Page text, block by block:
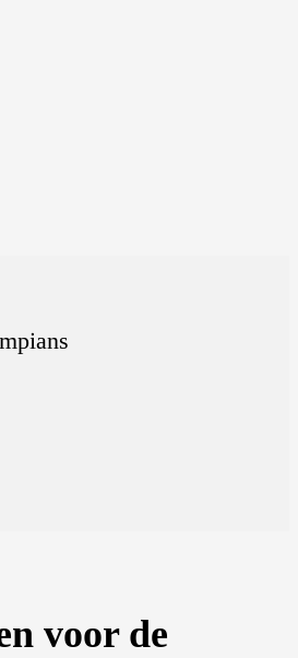
voor de